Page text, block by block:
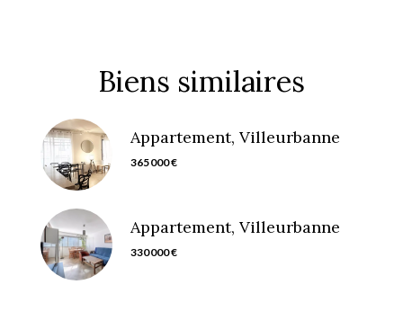
Biens similaires
Appartement, Villeurbanne
365 000 €
Appartement, Villeurbanne
330 000 €